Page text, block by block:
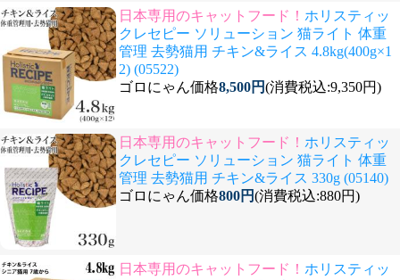
日本専用のキャットフード！ ホリスティッ
クレセピー ソリューション 猫ライト 体重
管理 去勢猫用 チキン&ライス 4.8kg(400g×1
2) (05522)
ゴロにゃん価格8,500円(消費税込:9,350円)
日本専用のキャットフード！ ホリスティッ
クレセピー ソリューション 猫ライト 体重
管理 去勢猫用 チキン&ライス 330g (05140)
ゴロにゃん価格800円(消費税込:880円)
日本専用のキャットフード！ ホリスティッ